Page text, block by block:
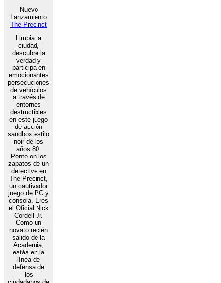
Nuevo
Lanzamiento
The Precinct
Limpia la
ciudad,
descubre la
verdad y
participa en
emocionantes
persecuciones
de vehículos
a través de
entornos
destructibles
en este juego
de acción
sandbox estilo
noir de los
años 80.
Ponte en los
zapatos de un
detective en
The Precinct,
un cautivador
juego de PC y
consola. Eres
el Oficial Nick
Cordell Jr.
Como un
novato recién
salido de la
Academia,
estás en la
línea de
defensa de
los